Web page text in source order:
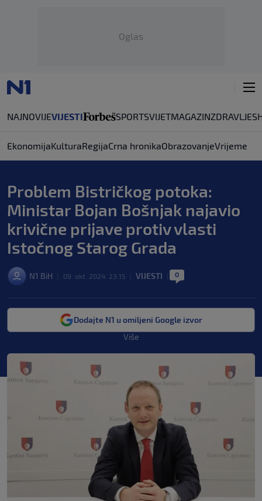
Oglas
NAJNOVIJEVIJESTI SPORTSVIJETMAGAZINZDRAVLJE
EkonomijaKulturaRegijaCrna hronikaObrazovanjeVrijeme
Problem Bistričkog potoka:
Ministar Bojan Bošnjak najavio
krivične prijave protiv vlasti
Istočnog Starog Grada
N1 BiH 09. okt. 2024. 23:15 VIJESTI 0
Dodajte N1 u omiljeni Google izvor
Više